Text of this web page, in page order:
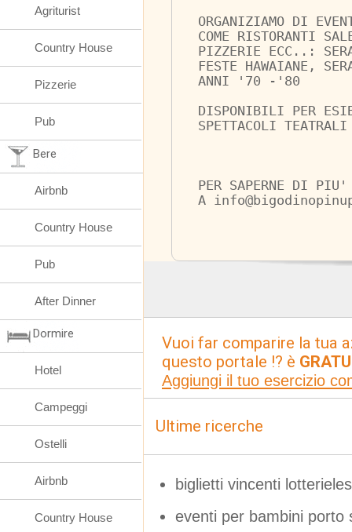
ORGANIZIAMO DI
COME RISTORANTI
PIZZERIE ECC..:
FESTE HAWAIANE,
ANNI '70 -'80
DISPONIBILI PER
SPETTACOLI TEATRALI
PER SAPERNE DI
A
Vuoi far comparire la tua
questo portale !? è
Aggiungi il tuo esercizio
Ultime ricerche
biglietti vincenti
eventi per bambini porto
Agriturist
Country House
Pizzerie
Pub
Bere
Airbnb
Country House
Pub
After Dinner
Dormire
Hotel
Campeggi
Ostelli
Airbnb
Country House